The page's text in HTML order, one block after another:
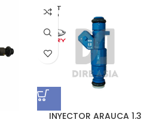
AGOT
ADO
INYECTOR ARAUCA 1.3